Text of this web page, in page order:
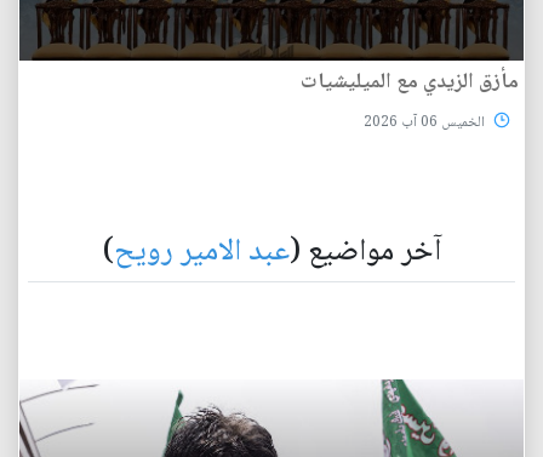
مأزق الزيدي مع الميليشيات
الخميس 06 آب 2026
آخر مواضيع (عبد الامير رويح)